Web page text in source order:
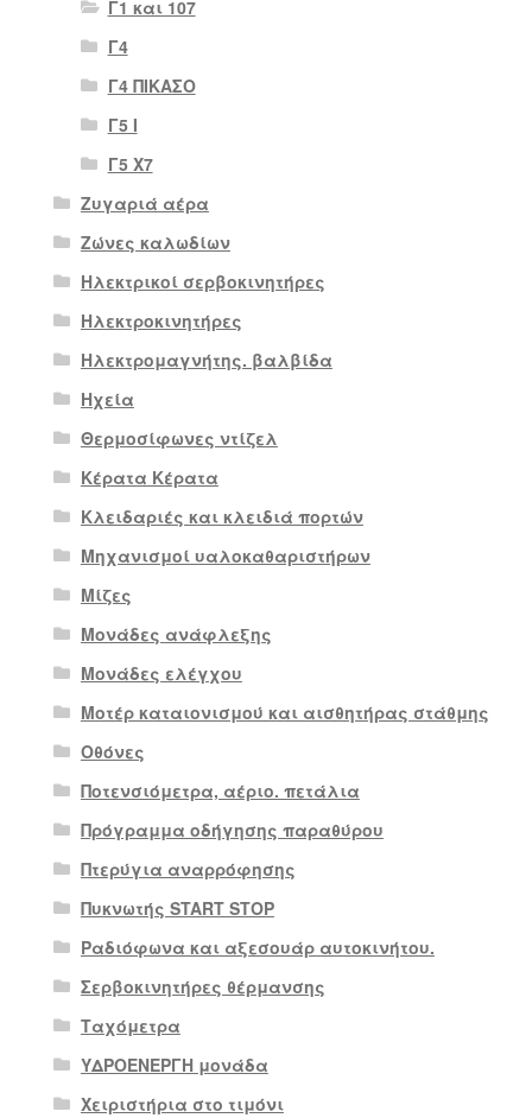
Γ1 και 107
Γ4
Γ4 ΠΙΚΑΣΟ
Γ5 Ι
Γ5 Χ7
Ζυγαριά αέρα
Ζώνες καλωδίων
Ηλεκτρικοί σερβοκινητήρες
Ηλεκτροκινητήρες
Ηλεκτρομαγνήτης. βαλβίδα
Ηχεία
Θερμοσίφωνες ντίζελ
Κέρατα Κέρατα
Κλειδαριές και κλειδιά πορτών
Μηχανισμοί υαλοκαθαριστήρων
Μίζες
Μονάδες ανάφλεξης
Μονάδες ελέγχου
Μοτέρ καταιονισμού και αισθητήρας στάθμης
Οθόνες
Ποτενσιόμετρα, αέριο. πετάλια
Πρόγραμμα οδήγησης παραθύρου
Πτερύγια αναρρόφησης
Πυκνωτής START STOP
Ραδιόφωνα και αξεσουάρ αυτοκινήτου.
Σερβοκινητήρες θέρμανσης
Ταχόμετρα
ΥΔΡΟΕΝΕΡΓΗ μονάδα
Χειριστήρια στο τιμόνι